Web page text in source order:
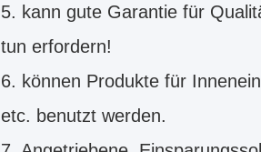
5. kann gute Garantie für
tun erfordern!
6. können Produkte für
etc. benutzt werden.